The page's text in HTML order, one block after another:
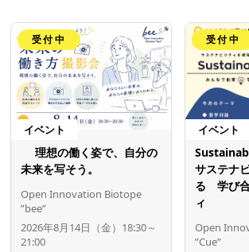
受付中
イベント
理想の働く姿で、自分の
未来を写そう。
Open Innovation Biotope
”bee”
2026年8月14日（金）18:30～
21:00
受付中
イベント
サステナ
る 学び
ィ
Open
”Cue”